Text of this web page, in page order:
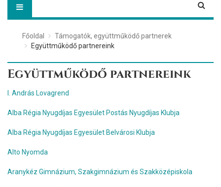
Főoldal
Támogatók, együttműködő partnerek
Együttműködő partnereink
Együttműködő partnereink
I. András Lovagrend
Alba Régia Nyugdíjas Egyesület Postás Nyugdíjas Klubja
Alba Régia Nyugdíjas Egyesület Belvárosi Klubja
Alto Nyomda
Aranykéz Gimnázium, Szakgimnázium és Szakközépiskola